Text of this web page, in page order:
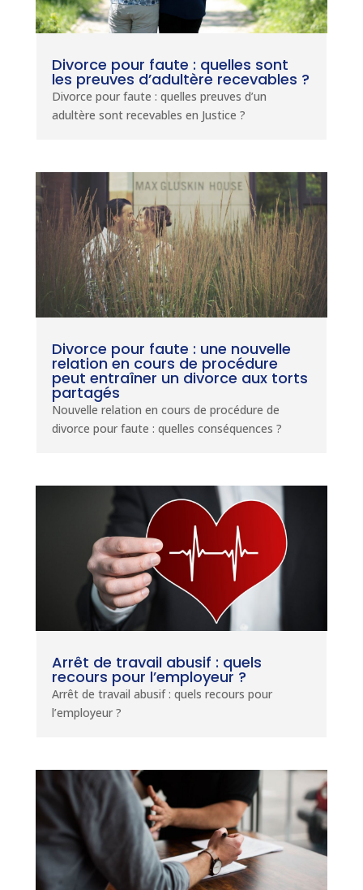
Divorce pour faute : quelles sont
les preuves d’adultère recevables ?
Divorce pour faute : quelles preuves d’un
adultère sont recevables en Justice ?
Divorce pour faute : une nouvelle
relation en cours de procédure
peut entraîner un divorce aux torts
partagés
Nouvelle relation en cours de procédure de
divorce pour faute : quelles conséquences ?
Arrêt de travail abusif : quels
recours pour l’employeur ?
Arrêt de travail abusif : quels recours pour
l’employeur ?